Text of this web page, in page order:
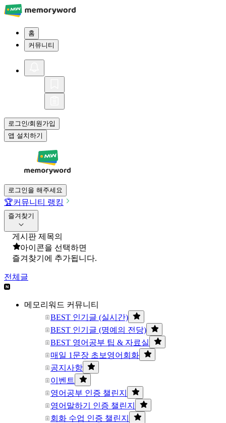
홈
커뮤니티
로그인/회원가입
앱 설치하기
로그인을 해주세요
🏆커뮤니티 랭킹
즐겨찾기
게시판 제목의
아이콘을 선택하면
즐겨찾기에 추가됩니다.
전체글
메모리워드 커뮤니티
BEST 인기글 (실시간)
BEST 인기글 (명예의 전당)
BEST 영어공부 팁 & 자료실
매일 1문장 초보영어회화
공지사항
이벤트
영어공부 인증 챌린지
영어말하기 인증 챌린지
회화 수업 인증 챌린지